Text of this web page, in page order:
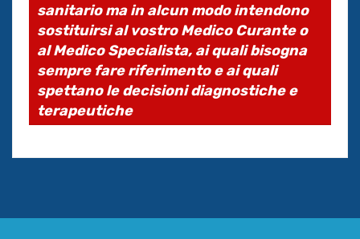
sanitario ma in alcun modo intendono
sostituirsi al vostro Medico Curante o
al Medico Specialista, ai quali bisogna
sempre fare riferimento e ai quali
spettano le decisioni diagnostiche e
terapeutiche